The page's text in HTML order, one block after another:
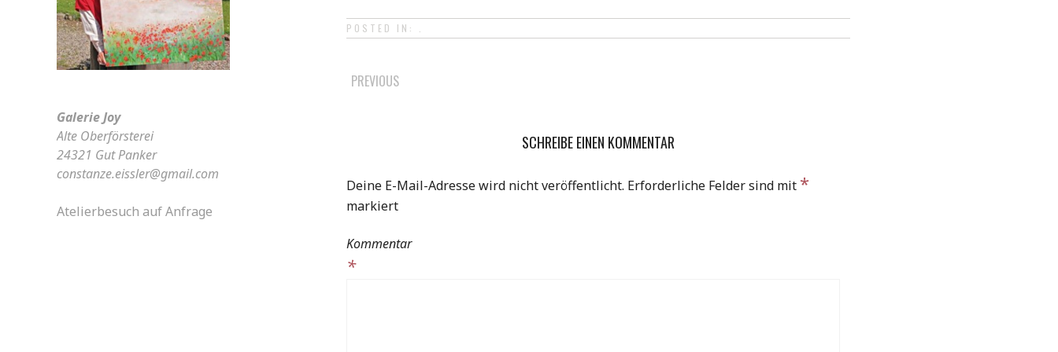
POSTED IN: .
POST
PREVIOUS
SCHREIBE EINEN KOMMENTAR
Deine E-Mail-Adresse wird nicht veröffentlicht. Erforderliche Felder sind mit *
markiert
Kommentar
*
Galerie Joy
Alte Oberförsterei
24321 Gut Panker
constanze.eissler@gmail.com
Atelierbesuch auf Anfrage